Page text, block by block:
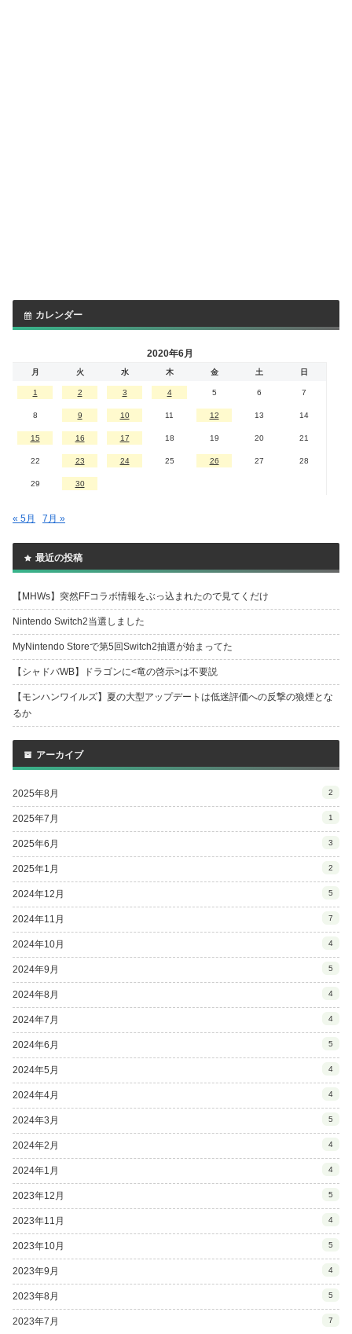
カレンダー
2020年6月
月 火 水 木 金 土 日
1 2 3 4 5 6 7
8 9 10 11 12 13 14
15 16 17 18 19 20 21
22 23 24 25 26 27 28
29 30
« 5月 7月 »
最近の投稿
【MHWs】突然FFコラボ情報をぶっ込まれたので見てくだけ
Nintendo Switch2当選しました
MyNintendo Storeで第5回Switch2抽選が始まってた
【シャドバWB】ドラゴンに<竜の啓示>は不要説
【モンハンワイルズ】夏の大型アップデートは低迷評価への反撃の狼煙とな
るか
アーカイブ
2025年8月 2
2025年7月 1
2025年6月 3
2025年1月 2
2024年12月 5
2024年11月 7
2024年10月 4
2024年9月 5
2024年8月 4
2024年7月 4
2024年6月 5
2024年5月 4
2024年4月 4
2024年3月 5
2024年2月 4
2024年1月 4
2023年12月 5
2023年11月 4
2023年10月 5
2023年9月 4
2023年8月 5
2023年7月 7